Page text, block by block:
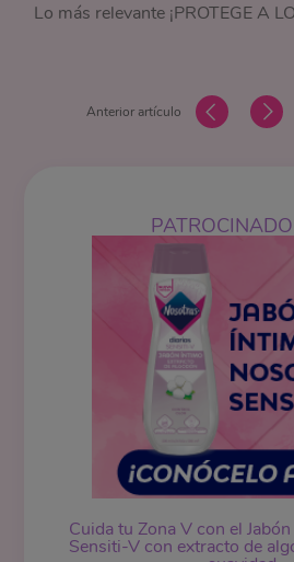
Lo más relevante ¡PROTEGE A
Anterior artículo
PATROCINADO
Cuida tu Zona V con el
Sensiti-V con extracto de